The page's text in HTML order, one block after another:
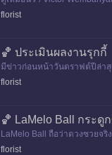
florist
🏀 ประเมินผลงานรุกกี้
มีข่าวก่อนหน้าวันดราฟต์ปีล่าสุด
florist
🏀 LaMelo Ball กระดูก
LaMelo Ball ถือว่าดวงซวยจริ
florist